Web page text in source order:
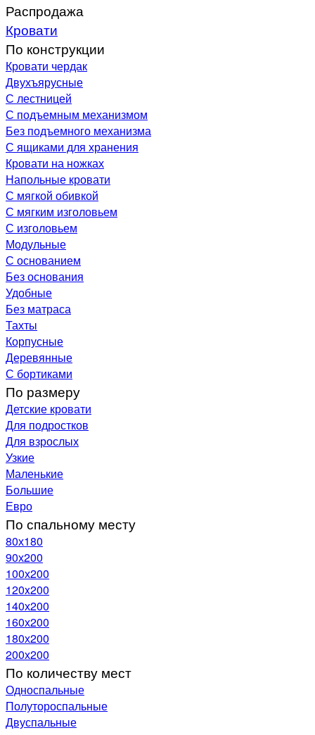
Распродажа
Кровати
По конструкции
Кровати чердак
Двухъярусные
С лестницей
С подъемным механизмом
Без подъемного механизма
С ящиками для хранения
Кровати на ножках
Напольные кровати
С мягкой обивкой
С мягким изголовьем
С изголовьем
Модульные
С основанием
Без основания
Удобные
Без матраса
Тахты
Корпусные
Деревянные
С бортиками
По размеру
Детские кровати
Для подростков
Для взрослых
Узкие
Маленькие
Большие
Евро
По спальному месту
80х180
90х200
100х200
120x200
140х200
160х200
180х200
200х200
По количеству мест
Односпальные
Полутороспальные
Двуспальные